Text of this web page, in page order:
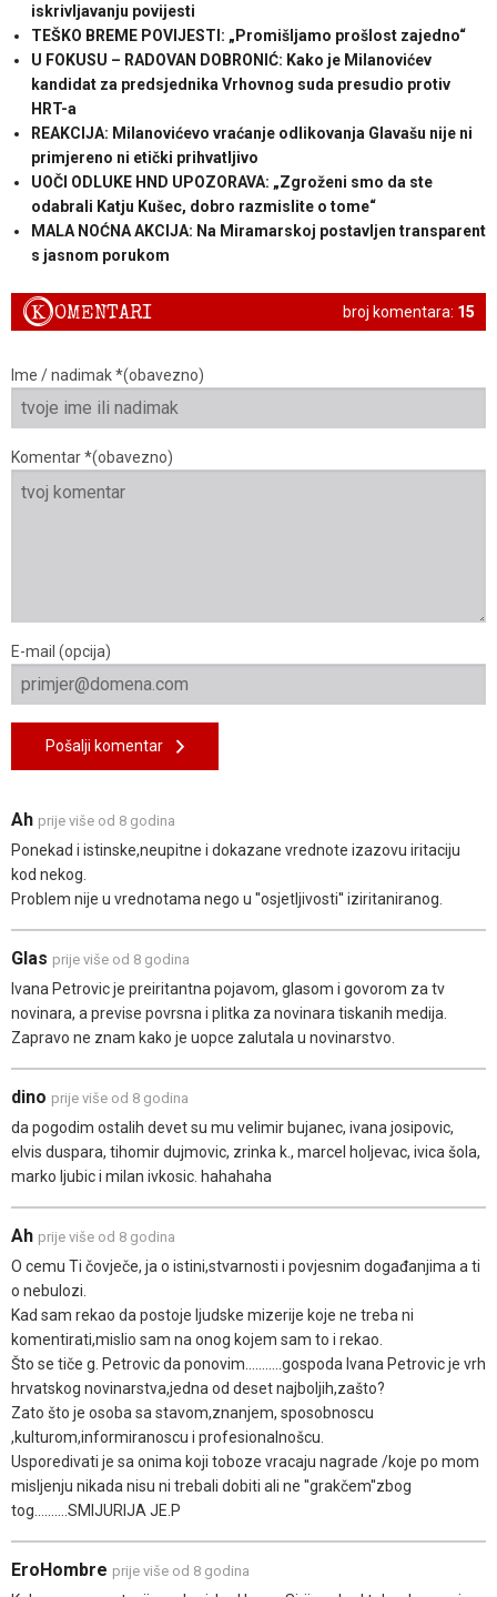
iskrivljavanju povijesti
TEŠKO BREME POVIJESTI: „Promišljamo prošlost zajedno“
U FOKUSU – RADOVAN DOBRONIĆ: Kako je Milanovićev
kandidat za predsjednika Vrhovnog suda presudio protiv
HRT-a
REAKCIJA: Milanovićevo vraćanje odlikovanja Glavašu nije ni
primjereno ni etički prihvatljivo
UOČI ODLUKE HND UPOZORAVA: „Zgroženi smo da ste
odabrali Katju Kušec, dobro razmislite o tome“
MALA NOĆNA AKCIJA: Na Miramarskoj postavljen transparent
s jasnom porukom
broj komentara: 15
KOMENTARI
Ime / nadimak *(obavezno)
Komentar *(obavezno)
E-mail (opcija)
Pošalji komentar
Ah prije više od 8 godina
Ponekad i istinske,neupitne i dokazane vrednote izazovu iritaciju
kod nekog.
Problem nije u vrednotama nego u ''osjetljivosti'' iziritaniranog.
Glas prije više od 8 godina
Ivana Petrovic je preiritantna pojavom, glasom i govorom za tv
novinara, a previse povrsna i plitka za novinara tiskanih medija.
Zapravo ne znam kako je uopce zalutala u novinarstvo.
dino prije više od 8 godina
da pogodim ostalih devet su mu velimir bujanec, ivana josipovic,
elvis duspara, tihomir dujmovic, zrinka k., marcel holjevac, ivica šola,
marko ljubic i milan ivkosic. hahahaha
Ah prije više od 8 godina
O cemu Ti čovječe, ja o istini,stvarnosti i povjesnim događanjima a ti
o nebulozi.
Kad sam rekao da postoje ljudske mizerije koje ne treba ni
komentirati,mislio sam na onog kojem sam to i rekao.
Što se tiče g. Petrovic da ponovim...........gospoda Ivana Petrovic je vrh
hrvatskog novinarstva,jedna od deset najboljih,zašto?
Zato što je osoba sa stavom,znanjem, sposobnoscu
,kulturom,informiranoscu i profesionalnošcu.
Usporedivati je sa onima koji toboze vracaju nagrade /koje po mom
misljenju nikada nisu ni trebali dobiti ali ne ''grakčem''zbog
tog..........SMIJURIJA JE.P
EroHombre prije više od 8 godina